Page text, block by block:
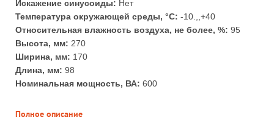
Искажение синусоиды: Нет
Температура окружающей среды, °С: -10.,,+40
Относительная влажность воздуха, не более, %: 95
Высота, мм: 270
Ширина, мм: 170
Длина, мм: 98
Номинальная мощность, ВА: 600
Полное описание